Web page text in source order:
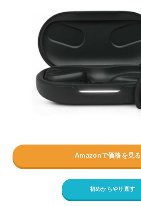
Amazonで価格を見る
初めからやり直す